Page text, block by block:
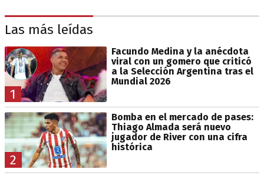
Las más leídas
1
Facundo Medina y la anécdota
viral con un gomero que criticó
a la Selección Argentina tras el
Mundial 2026
2
Bomba en el mercado de pases:
Thiago Almada será nuevo
jugador de River con una cifra
histórica